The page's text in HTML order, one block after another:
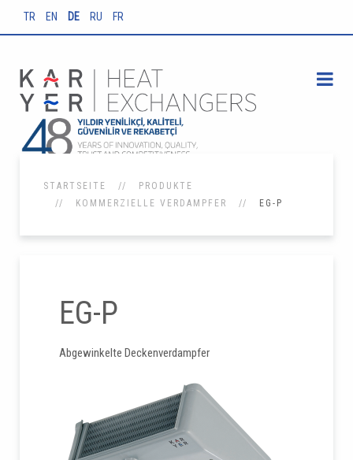
TR EN DE RU FR
STARTSEITE
PRODUKTE
KOMMERZIELLE VERDAMPFER
EG-P
EG-P
Abgewinkelte Deckenverdampfer